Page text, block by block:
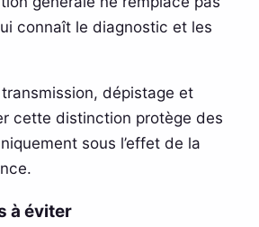
connaît le diagnostic et les
dépistage et
cette distinction protège des
sous l’effet de la
à éviter